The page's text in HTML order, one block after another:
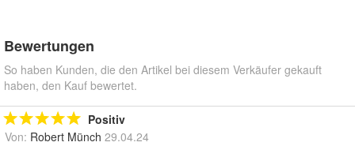
Bewertungen
So haben Kunden, die den Artikel bei diesem Verkäufer gekauft
haben, den Kauf bewertet.
Positiv
Von: Robert Münch 29.04.24